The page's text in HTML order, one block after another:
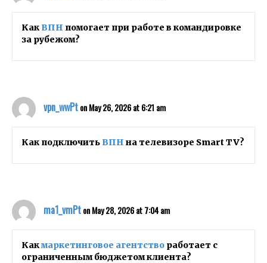
КакВПН помогает при работе в командировке
за рубежом?
vpn_wwPton May 26, 2026 at 6:21 am
Как подключить ВПН на телевизоре Smart TV?
ma1_vmPton May 28, 2026 at 7:04 am
Какмаркетинговое агентство работает с
ограниченным бюджетом клиента?